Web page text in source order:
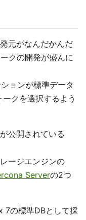
元がなんだかんだ
クの開発が盛んに
ョンが標準データ
クを選択するよう
公開されている
ージエンジンの
Serverの2つ
7の標準DBとして採